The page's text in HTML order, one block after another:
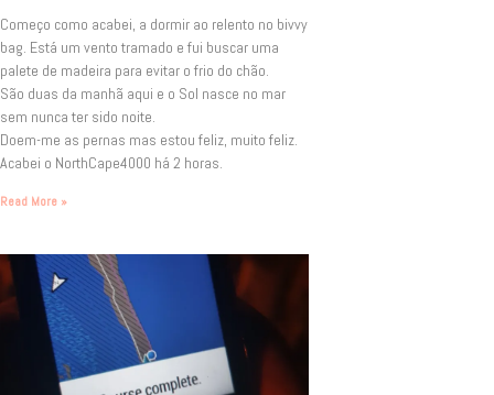
Começo como acabei, a dormir ao relento no bivvy
bag. Está um vento tramado e fui buscar uma
palete de madeira para evitar o frio do chão.
São duas da manhã aqui e o Sol nasce no mar
sem nunca ter sido noite.
Doem-me as pernas mas estou feliz, muito feliz.
Acabei o NorthCape4000 há 2 horas.
Read More »